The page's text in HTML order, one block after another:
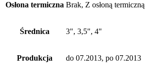
Osłona termiczna Brak, Z osłoną termiczną
Średnica 3", 3,5", 4"
Produkcja do 07.2013, po 07.2013